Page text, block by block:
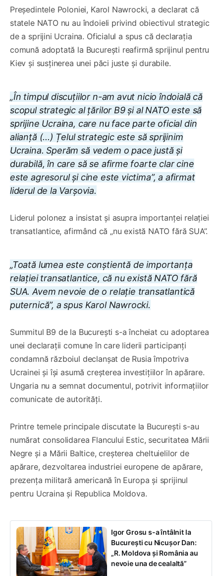
Președintele Poloniei, Karol Nawrocki, a declarat că
statele NATO nu au îndoieli privind obiectivul strategic
de a sprijini Ucraina. Oficialul a spus că declarația
comună adoptată la București reafirmă sprijinul pentru
Kiev și susținerea unei păci juste și durabile.
„În timpul discuțiilor n-am avut nicio îndoială că
scopul strategic al țărilor B9 și al NATO este să
sprijine Ucraina, care nu face parte oficial din
alianță (...) Țelul strategic este să sprijinim
Ucraina. Sperăm să vedem o pace justă și
durabilă, în care să se afirme foarte clar cine
este agresorul și cine este victima”, a afirmat
liderul de la Varșovia.
Liderul polonez a insistat și asupra importanței relației
transatlantice, afirmând că „nu există NATO fără SUA”.
„Toată lumea este conștientă de importanța
relației transatlantice, că nu există NATO fără
SUA. Avem nevoie de o relație transatlantică
puternică”, a spus Karol Nawrocki.
Summitul B9 de la București s-a încheiat cu adoptarea
unei declarații comune în care liderii participanți
condamnă războiul declanșat de Rusia împotriva
Ucrainei și își asumă creșterea investițiilor în apărare.
Ungaria nu a semnat documentul, potrivit informațiilor
comunicate de autorități.
Printre temele principale discutate la București s-au
numărat consolidarea Flancului Estic, securitatea Mării
Negre și a Mării Baltice, creșterea cheltuielilor de
apărare, dezvoltarea industriei europene de apărare,
prezența militară americană în Europa și sprijinul
pentru Ucraina și Republica Moldova.
Igor Grosu s-a întâlnit la
București cu Nicușor Dan:
„R. Moldova și România au
nevoie una de cealaltă”